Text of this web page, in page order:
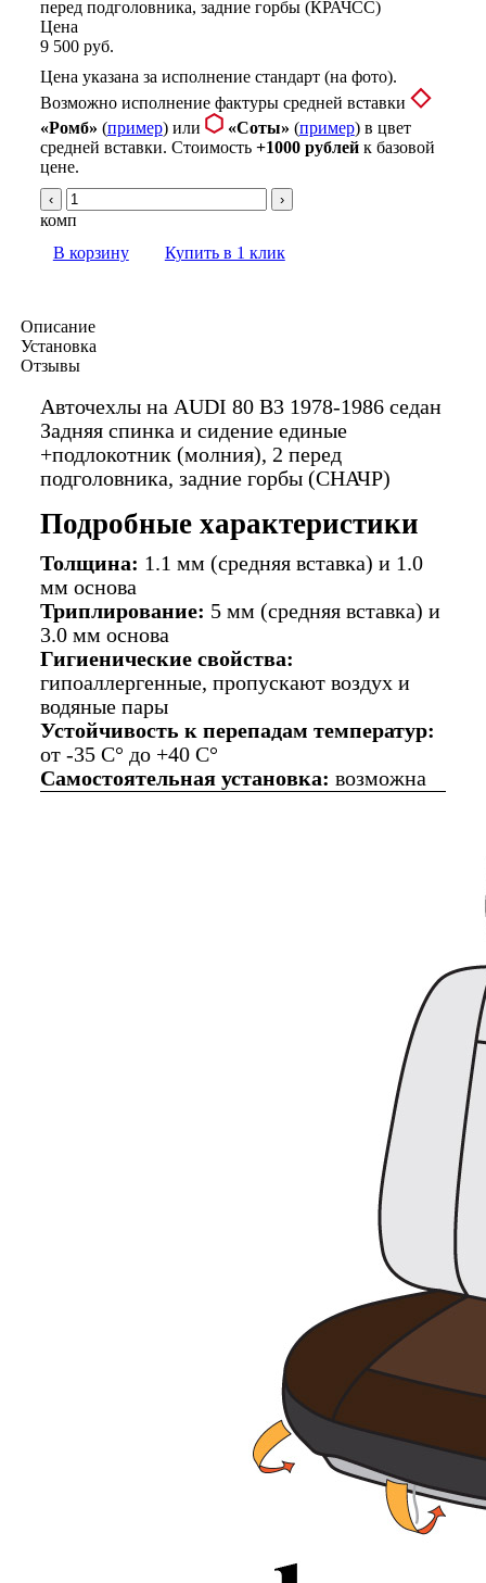
Цена
9 500 руб.
Цена указана за исполнение стандарт (на фото).
Возможно исполнение фактуры средней вставки
«Ромб» (пример) или «Соты» (пример) в цвет
средней вставки. Стоимость +1000 рублейк базовой
цене.
‹ ›
комп
В корзину
Купить в 1 клик
Описание
Установка
Отзывы
Авточехлы на AUDI 80 В3 1978-1986 седан
Задняя спинка и сидение единые
+подлокотник (молния), 2 перед
подголовника, задние горбы (СНАЧР)
Подробные характеристики
Толщина: 1.1 мм (средняя вставка) и 1.0
мм основа
Триплирование: 5 мм (средняя вставка) и
3.0 мм основа
Гигиенические свойства:
гипоаллергенные, пропускают воздух и
водяные пары
Устойчивость к перепадам температур:
от -35 C° до +40 C°
Самостоятельная установка: возможна